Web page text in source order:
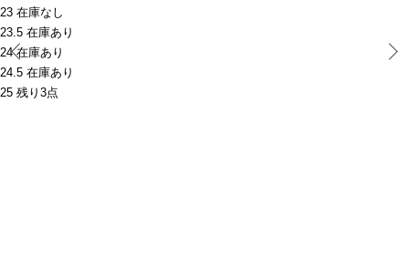
23 在庫なし
23.5 在庫あり
24 在庫あり
24.5 在庫あり
25 残り3点
Prev